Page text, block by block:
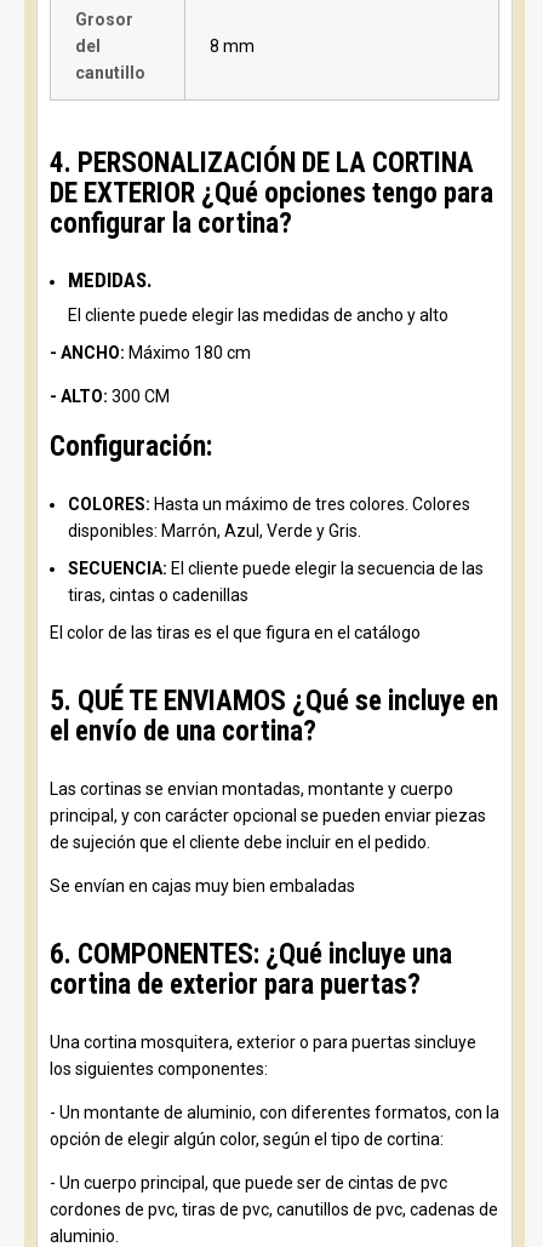
Grosor
del
canutillo
8 mm
4. PERSONALIZACIÓN DE LA CORTINA
DE EXTERIOR ¿Qué opciones tengo para
configurar la cortina?
MEDIDAS.
El cliente puede elegir las medidas de ancho y alto
- ANCHO: Máximo 180 cm
- ALTO: 300 CM
Configuración:
COLORES: Hasta un máximo de tres colores. Colores
disponibles: Marrón, Azul, Verde y Gris.
SECUENCIA: El cliente puede elegir la secuencia de las
tiras, cintas o cadenillas
El color de las tiras es el que figura en el catálogo
5. QUÉ TE ENVIAMOS ¿Qué se incluye en
el envío de una cortina?
Las cortinas se envian montadas, montante y cuerpo
principal, y con carácter opcional se pueden enviar piezas
de sujeción que el cliente debe incluir en el pedido.
Se envían en cajas muy bien embaladas
6. COMPONENTES: ¿Qué incluye una
cortina de exterior para puertas?
Una cortina mosquitera, exterior o para puertas sincluye
los siguientes componentes:
- Un montante de aluminio, con diferentes formatos, con la
opción de elegir algún color, según el tipo de cortina:
- Un cuerpo principal, que puede ser de cintas de pvc
cordones de pvc, tiras de pvc, canutillos de pvc, cadenas de
aluminio.